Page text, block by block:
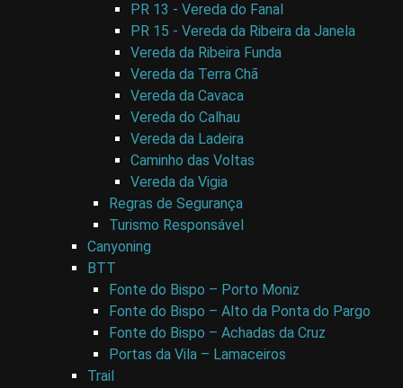
PR 13 - Vereda do Fanal
PR 15 - Vereda da Ribeira da Janela
Vereda da Ribeira Funda
Vereda da Terra Chã
Vereda da Cavaca
Vereda do Calhau
Vereda da Ladeira
Caminho das Voltas
Vereda da Vigia
Regras de Segurança
Turismo Responsável
Canyoning
BTT
Fonte do Bispo – Porto Moniz
Fonte do Bispo – Alto da Ponta do Pargo
Fonte do Bispo – Achadas da Cruz
Portas da Vila – Lamaceiros
Trail